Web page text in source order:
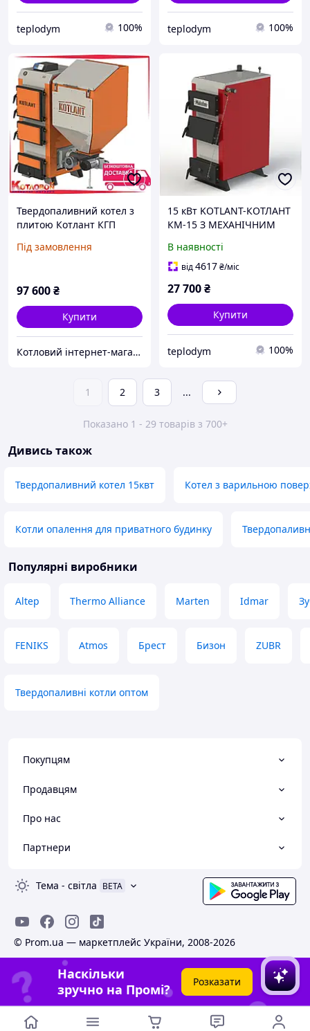
teplodym 100% teplodym 100%
Твердопаливний котел з
плитою Котлант КГП
Під замовлення
97 600₴
Купити
Котловий інтернет-магазин теплотехніки
15 кВт KOTLANT-КОТЛАНТ
КМ-15 З МЕХАНІЧНИМ
В наявності
від4617₴/міс
27 700₴
Купити
teplodym 100%
1 2 3 ...
Показано 1 - 29 товарів з 700+
Дивись також
Твердопаливний котел 15квт Котел з варильною
Котли опалення для приватного будинку
Популярні виробники
Altep Thermo Alliance Marten Idmar
FENIKS Atmos Брест Бизон ZUBR
Твердопаливні котли оптом
Покупцям
Продавцям
Про нас
Партнери
Тема - світла BETA
© Prom.ua — маркетплейс України, 2008-2026
Наскільки
зручно на Промі?
Розказати